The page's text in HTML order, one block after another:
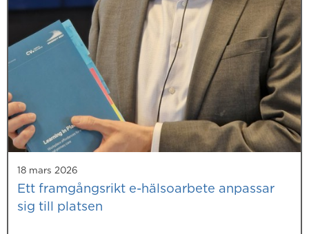
18 mars 2026
Ett framgångsrikt e-hälsoarbete anpassar
sig till platsen